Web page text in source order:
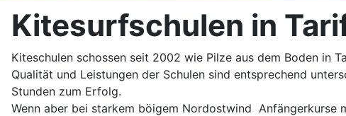
Kitesurfschulen in
Kiteschulen schossen seit 2002 wie Pilze aus dem Boden in
Qualität und Leistungen der Schulen sind entsprechend
Stunden zum Erfolg.
Wenn aber bei starkem böigem Nordostwind Anfängerkurse